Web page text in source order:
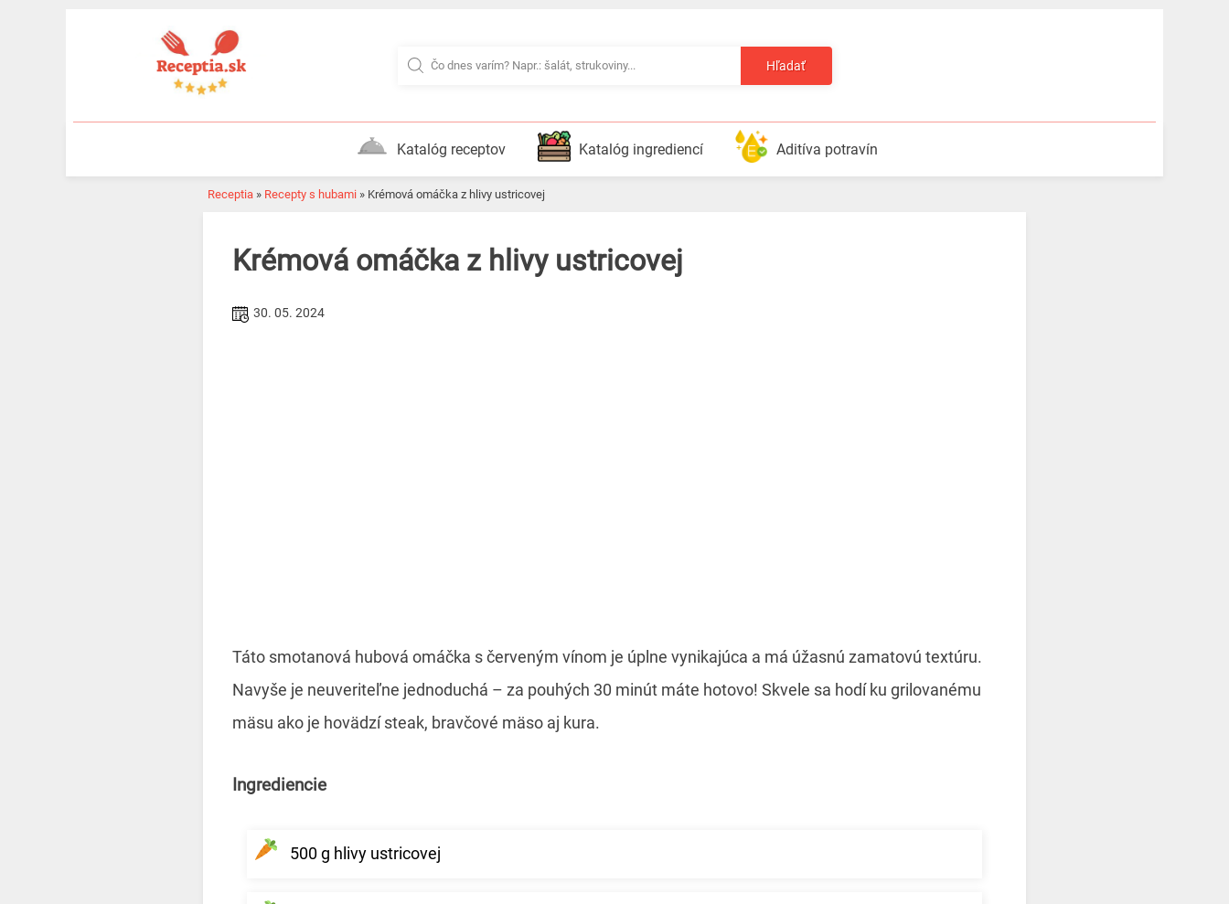
Hľadať
Katalóg receptov Katalóg ingrediencí Aditíva potravín
Receptia » Recepty s hubami » Krémová omáčka z hlivy ustricovej
Krémová omáčka z hlivy ustricovej
30. 05. 2024
Táto smotanová hubová omáčka s červeným vínom je úplne vynikajúca a má úžasnú zamatovú textúru.
Navyše je neuveriteľne jednoduchá – za pouhých 30 minút máte hotovo! Skvele sa hodí ku grilovanému
mäsu ako je hovädzí steak, bravčové mäso aj kura.
Ingrediencie
500 g hlivy ustricovej